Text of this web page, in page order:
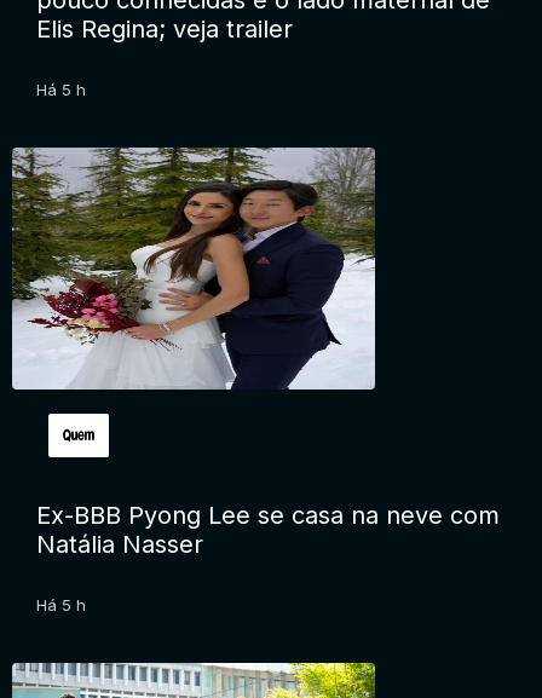
Elis Regina; veja trailer
Há 5 h
Ex-BBB Pyong Lee se casa na neve com
Natália Nasser
Há 5 h